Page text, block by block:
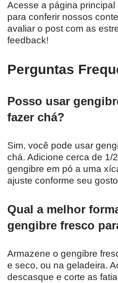
Acesse a página principal
para conferir nossos
avaliar o post com as
feedback!
Perguntas
Posso usar
fazer chá?
Sim, você pode usar
chá. Adicione cerca de 1/
gengibre em pó a uma
ajuste conforme seu
Qual a melhor
gengibre fresco
Armazene o gengibre
e seco, ou na geladeira.
descasque e corte as